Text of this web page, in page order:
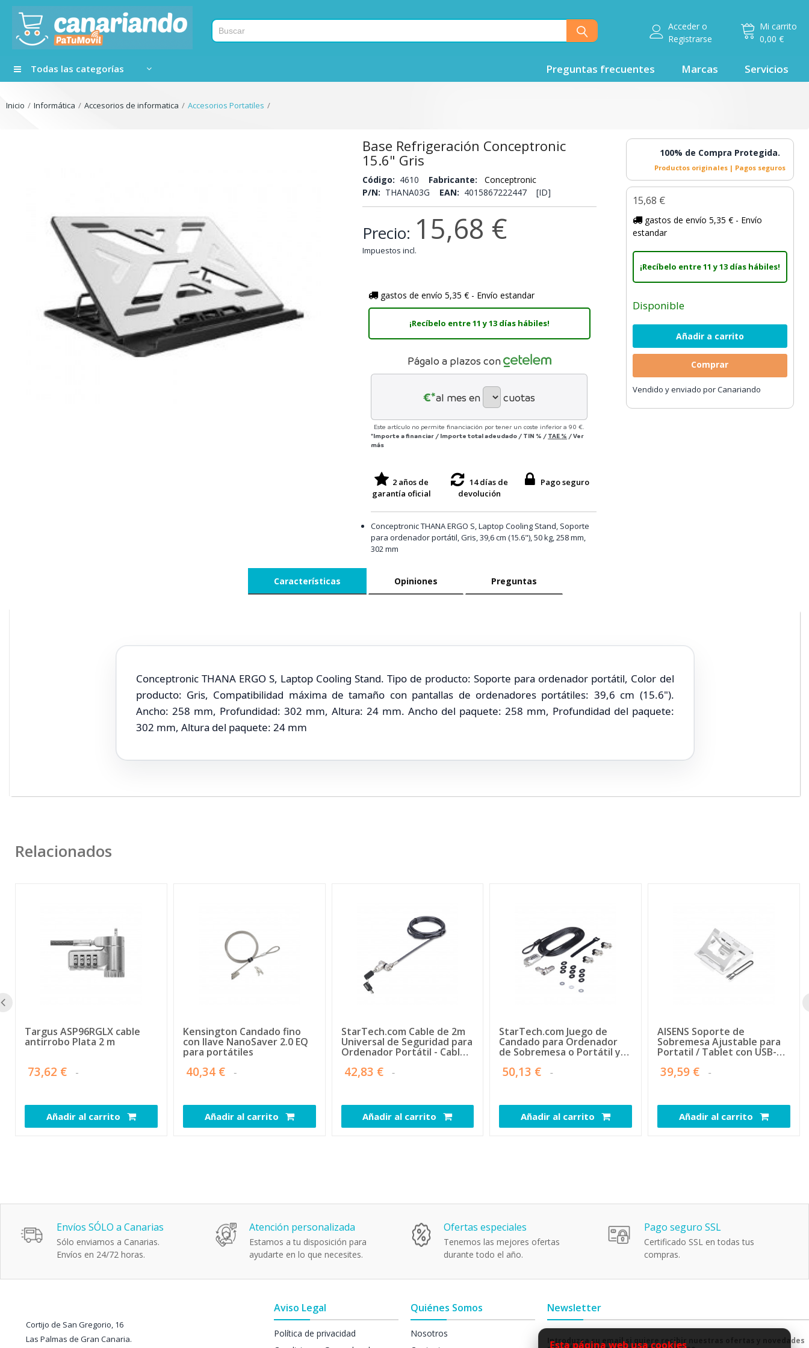
Mi carrito
0,00 €
Accedero
Registrarse
Todas las categorías Preguntas frecuentes Marcas Servicios
Inicio Informática Accesorios de informatica Accesorios Portatiles
Base Refrigeración Conceptronic
15.6" Gris
Código: 4610 Fabricante:
Conceptronic
P/N: THANA03G EAN: 4015867222447 [ID]
Precio: 15,68 €
Impuestos incl.
gastos de envío 5,35 € - Envío estandar
¡Recíbelo entre 11 y 13 días hábiles!
Págalo a plazos con
€*al mes en cuotas
Este artículo no permite financiación por tener un coste inferior a 90 €.
*Importe a financiar / Importe total adeudado / TIN % / TAE % /Ver
más
2 años de
garantía oficial
14 días de
devolución
Pago seguro
Conceptronic THANA ERGO S, Laptop Cooling Stand, Soporte
para ordenador portátil, Gris, 39,6 cm (15.6"), 50 kg, 258 mm,
302 mm
100% de Compra Protegida.
Productos originales | Pagos seguros
15,68 €
gastos de envío 5,35 € - Envío
estandar
¡Recíbelo entre 11 y 13 días hábiles!
Disponible
Comprar
Vendido y enviado por Canariando
Características Opiniones Preguntas
Conceptronic THANA ERGO S, Laptop Cooling Stand. Tipo de producto: Soporte para ordenador portátil, Color del
producto: Gris, Compatibilidad máxima de tamaño con pantallas de ordenadores portátiles: 39,6 cm (15.6").
Ancho: 258 mm, Profundidad: 302 mm, Altura: 24 mm. Ancho del paquete: 258 mm, Profundidad del paquete:
302 mm, Altura del paquete: 24 mm
Relacionados
Targus ASP96RGLX cable
antirrobo Plata 2 m
73,62 €
Añadir al carrito
Kensington Candado fino
con llave NanoSaver 2.0 EQ
para portátiles
40,34 €
Añadir al carrito
StarTech.com Cable de 2m
Universal de Seguridad para
Ordenador Portátil - Cable
Noble Wedge/Nano/K-Slot -
42,83 €
Añadir al carrito
StarTech.com Juego de
Candado para Ordenador
de Sobremesa o Portátil y
Acero - Candado Antirrobo -
50,13 €
Añadir al carrito
AISENS Soporte de
Sobremesa Ajustable para
Portatil / Tablet con USB-C
39,59 €
Añadir al carrito
Envíos SÓLO a Canarias
Sólo enviamos a Canarias.
Envíos en 24/72 horas.
Atención personalizada
Estamos a tu disposición para
ayudarte en lo que necesites.
Ofertas especiales
Tenemos las mejores ofertas
durante todo el año.
Pago seguro SSL
Certificado SSL en todas tus
compras.
Cortijo de San Gregorio, 16
Las Palmas de Gran Canaria.
Aviso Legal
Política de privacidad
Quiénes Somos
Nosotros
Newsletter
Introduzca su email si quiere recibir nuestras ofertas y novedades
Esta página web usa cookies